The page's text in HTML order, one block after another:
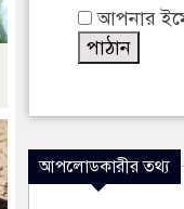
আপনার
আপলোডকারীর তথ্য